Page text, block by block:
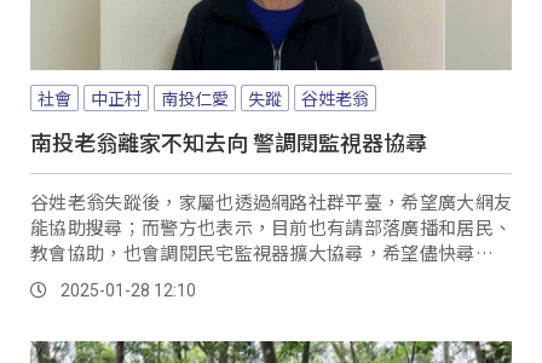
社會 中正村 南投仁愛 失蹤 谷姓老翁
南投老翁離家不知去向 警調閱監視器協尋
谷姓老翁失蹤後，家屬也透過網路社群平臺，希望廣大網友
能協助搜尋；而警方也表示，目前也有請部落廣播和居民、
教會協助，也會調閱民宅監視器擴大協尋，希望儘快尋獲谷
姓老翁。
2025-01-28 12:10